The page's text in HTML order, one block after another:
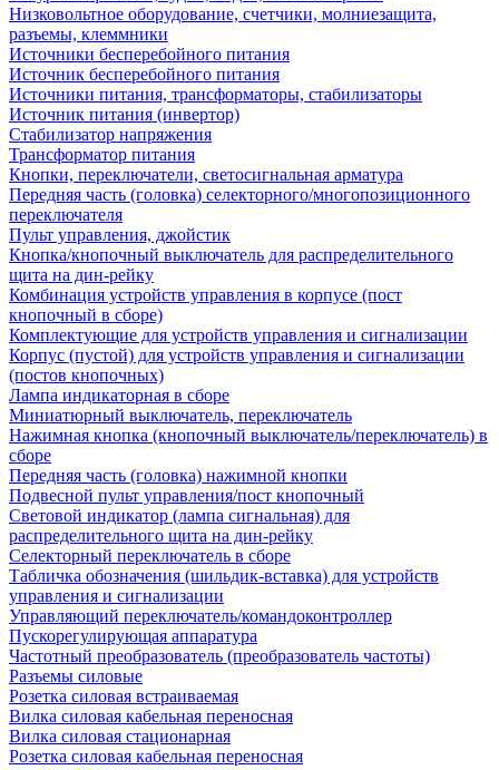
Низковольтное оборудование, счетчики, молниезащита,
разъемы, клеммники
Источники бесперебойного питания
Источник бесперебойного питания
Источники питания, трансформаторы, стабилизаторы
Источник питания (инвертор)
Стабилизатор напряжения
Трансформатор питания
Кнопки, переключатели, светосигнальная арматура
Передняя часть (головка) селекторного/многопозиционного
переключателя
Пульт управления, джойстик
Кнопка/кнопочный выключатель для распределительного
щита на дин-рейку
Комбинация устройств управления в корпусе (пост
кнопочный в сборе)
Комплектующие для устройств управления и сигнализации
Корпус (пустой) для устройств управления и сигнализации
(постов кнопочных)
Лампа индикаторная в сборе
Миниатюрный выключатель, переключатель
Нажимная кнопка (кнопочный выключатель/переключатель) в
сборе
Передняя часть (головка) нажимной кнопки
Подвесной пульт управления/пост кнопочный
Световой индикатор (лампа сигнальная) для
распределительного щита на дин-рейку
Селекторный переключатель в сборе
Табличка обозначения (шильдик-вставка) для устройств
управления и сигнализации
Управляющий переключатель/командоконтроллер
Пускорегулирующая аппаратура
Частотный преобразователь (преобразователь частоты)
Разъемы силовые
Розетка силовая встраиваемая
Вилка силовая кабельная переносная
Вилка силовая стационарная
Розетка силовая кабельная переносная